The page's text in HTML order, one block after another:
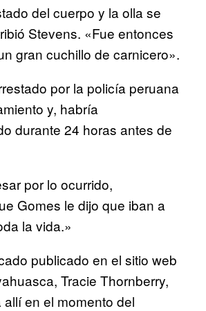
del cuerpo y la olla se
Stevens. «Fue entonces
gran cuchillo de carnicero».
por la policía peruana
y, habría
durante 24 horas antes de
por lo ocurrido,
Gomes le dijo que iban a
la vida.»
publicado en el sitio web
Tracie Thornberry,
en el momento del